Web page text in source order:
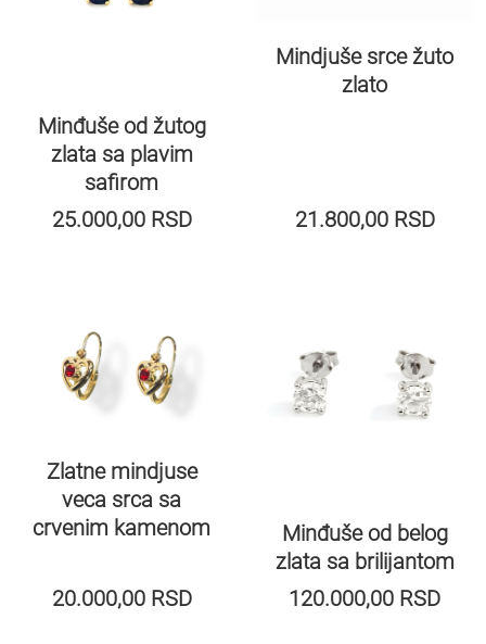
Minđuše od žutog
zlata sa plavim
safirom
25.000,00 RSD
Mindjuše srce žuto
zlato
21.800,00 RSD
Zlatne mindjuse
veca srca sa
crvenim kamenom
20.000,00 RSD
Minđuše od belog
zlata sa brilijantom
120.000,00 RSD